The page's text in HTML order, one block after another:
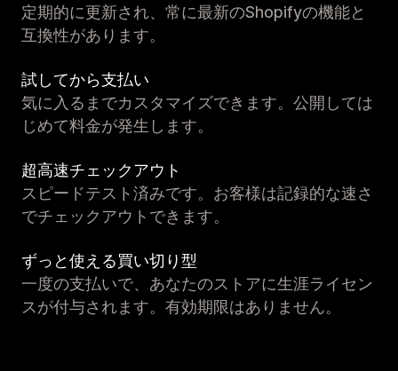
定期的に更新され、常に最新のShopifyの機能と
互換性があります。
試してから支払い
気に入るまでカスタマイズできます。公開しては
じめて料金が発生します。
超高速チェックアウト
スピードテスト済みです。お客様は記録的な速さ
でチェックアウトできます。
ずっと使える買い切り型
一度の支払いで、あなたのストアに生涯ライセン
スが付与されます。有効期限はありません。